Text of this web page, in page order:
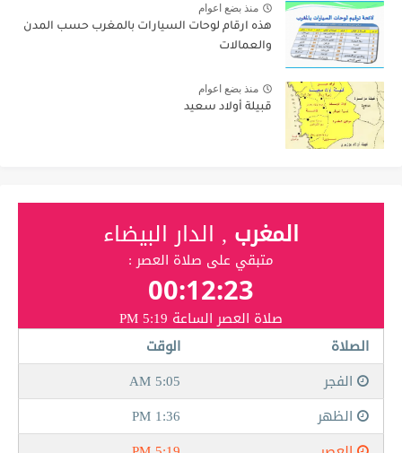
منذ بضع اعوام
هذه ارقام لوحات السيارات بالمغرب حسب المدن
والعمالات
منذ بضع اعوام
قبيلة أولاد سعيد